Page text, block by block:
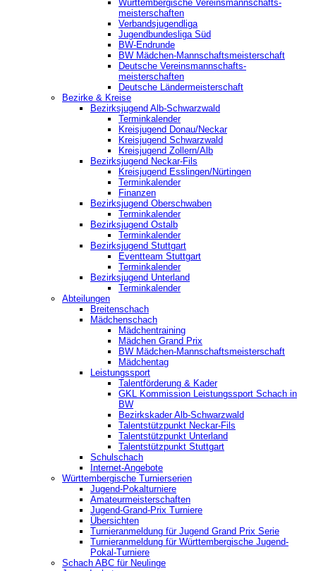
Württembergische Vereinsmannschafts-
meisterschaften
Verbandsjugendliga
Jugendbundesliga Süd
BW-Endrunde
BW Mädchen-Mannschaftsmeisterschaft
Deutsche Vereinsmannschafts-
meisterschaften
Deutsche Ländermeisterschaft
Bezirke & Kreise
Bezirksjugend Alb-Schwarzwald
Terminkalender
Kreisjugend Donau/Neckar
Kreisjugend Schwarzwald
Kreisjugend Zollern/Alb
Bezirksjugend Neckar-Fils
Kreisjugend ‎Esslingen/Nürtingen
Terminkalender
Finanzen
Bezirksjugend Oberschwaben
Terminkalender
Bezirksjugend Ostalb
Terminkalender
Bezirksjugend Stuttgart
‎Eventteam Stuttgart
Terminkalender
Bezirksjugend Unterland
Terminkalender
Abteilungen
Breitenschach
Mädchenschach
Mädchentraining
Mädchen Grand Prix
BW Mädchen-Mannschaftsmeisterschaft
Mädchentag
Leistungssport
Talentförderung & Kader
GKL Kommission Leistungssport Schach in
BW
Bezirkskader Alb-Schwarzwald
Talentstützpunkt Neckar-Fils
Talentstützpunkt Unterland
Talentstützpunkt Stuttgart
Schulschach
Internet-Angebote
Württembergische Turnierserien
Jugend-Pokalturniere
Amateurmeisterschaften
Jugend-Grand-Prix Turniere
Übersichten
Turnieranmeldung für Jugend Grand Prix Serie
Turnieranmeldung für Württembergische Jugend-
Pokal-Turniere
Schach ABC für Neulinge